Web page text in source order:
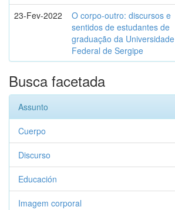
23-Fev-2022
O corpo-outro: discursos e
sentidos de estudantes de
graduação da Universidade
Federal de Sergipe
Busca facetada
Assunto
Cuerpo
Discurso
Educación
Imagem corporal